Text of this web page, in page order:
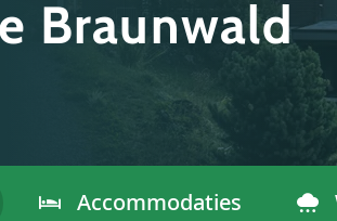
Braunwald
Accommodaties